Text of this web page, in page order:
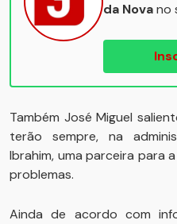
da Novano
Também José Miguel
terão sempre, na
Ibrahim, uma parceira para
problemas.
Ainda de acordo com